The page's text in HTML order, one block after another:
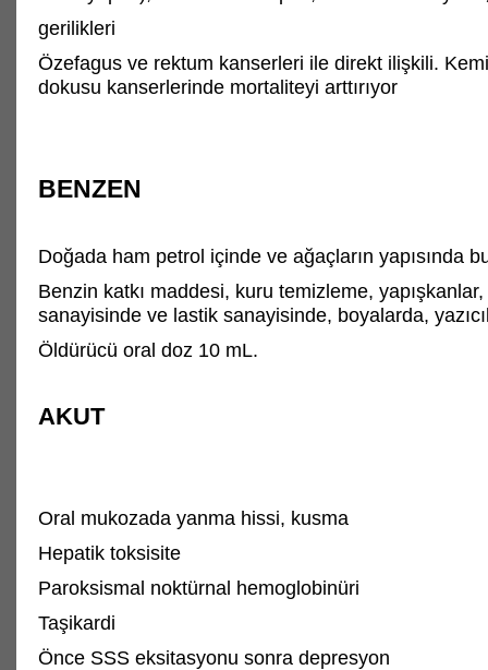
gerilikleri
Özefagus ve rektum kanserleri ile direkt ilişkili.
dokusu kanserlerinde mortaliteyi arttırıyor
BENZEN
Doğada ham petrol içinde ve ağaçların yapısında
Benzin katkı maddesi, kuru temizleme, yapışkanlar,
sanayisinde ve lastik sanayisinde, boyalarda,
Öldürücü oral doz 10 mL.
AKUT
Oral mukozada yanma hissi, kusma
Hepatik toksisite
Paroksismal noktürnal hemoglobinüri
Taşikardi
Önce SSS eksitasyonu sonra depresyon